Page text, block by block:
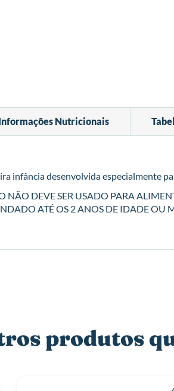
infância desenvolvida especialmente
NÃO DEVE SER USADO PARA
ATÉ OS 2 ANOS DE IDADE OU
Nutricionais
produtos